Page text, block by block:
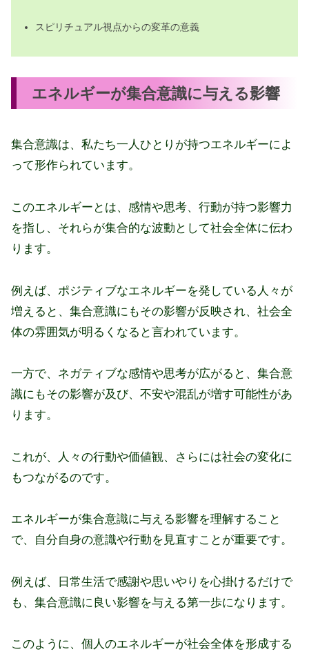
スピリチュアル視点からの変革の意義
エネルギーが集合意識に与える影響
集合意識は、私たち一人ひとりが持つエネルギーによ
って形作られています。
このエネルギーとは、感情や思考、行動が持つ影響力
を指し、それらが集合的な波動として社会全体に伝わ
ります。
例えば、ポジティブなエネルギーを発している人々が
増えると、集合意識にもその影響が反映され、社会全
体の雰囲気が明るくなると言われています。
一方で、ネガティブな感情や思考が広がると、集合意
識にもその影響が及び、不安や混乱が増す可能性があ
ります。
これが、人々の行動や価値観、さらには社会の変化に
もつながるのです。
エネルギーが集合意識に与える影響を理解すること
で、自分自身の意識や行動を見直すことが重要です。
例えば、日常生活で感謝や思いやりを心掛けるだけで
も、集合意識に良い影響を与える第一歩になります。
このように、個人のエネルギーが社会全体を形成する